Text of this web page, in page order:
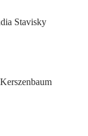
Stavisky